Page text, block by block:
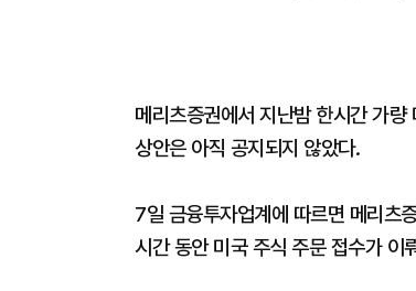
메리츠증권에서 지난밤 한시간 가
상안은 아직 공지되지 않았다.
7일 금융투자업계에 따르면 메리
시간 동안 미국 주식 주문 접수가 이